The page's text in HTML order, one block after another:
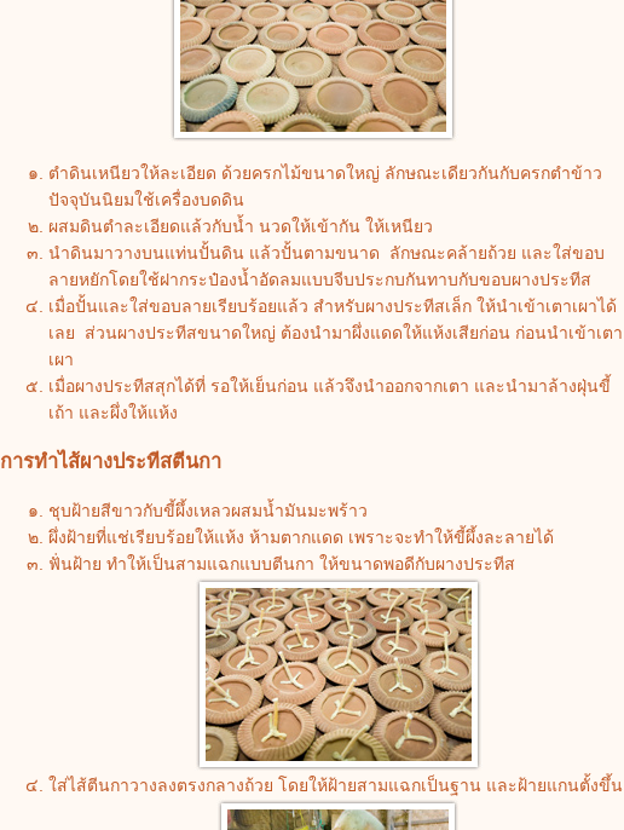
ตำดินเหนียวให้ละเอียด ด้วยครกไม้ขนาดใหญ่ ลักษณะเดียวกันกับครกตำข้าว
ปัจจุบันนิยมใช้เครื่องบดดิน
ผสมดินตำละเอียดแล้วกับน้ำ นวดให้เข้ากัน ให้เหนียว
นำดินมาวางบนแท่นปั้นดิน แล้วปั้นตามขนาด ลักษณะคล้ายถ้วย และใส่ขอบ
ลายหยักโดยใช้ฝากระป๋องน้ำอัดลมแบบจีบประกบกันทาบกับขอบผางประทีส
เมื่อปั้นและใส่ขอบลายเรียบร้อยแล้ว สำหรับผางประทีสเล็ก ให้นำเข้าเตาเผาได้
เลย ส่วนผางประทีสขนาดใหญ่ ต้องนำมาผึ่งแดดให้แห้งเสียก่อน ก่อนนำเข้าเตา
เผา
เมื่อผางประทีสสุกได้ที่ รอให้เย็นก่อน แล้วจึงนำออกจากเตา และนำมาล้างฝุ่นขี้
เถ้า และผึ่งให้แห้ง
การทำไส้ผางประทีสตีนกา
ชุบฝ้ายสีขาวกับขี้ผึ้งเหลวผสมน้ำมันมะพร้าว
ผึ่งฝ้ายที่แช่เรียบร้อยให้แห้ง ห้ามตากแดด เพราะจะทำให้ขี้ผึ้งละลายได้
ฟั่นฝ้าย ทำให้เป็นสามแฉกแบบตีนกา ให้ขนาดพอดีกับผางประทีส
ใส่ไส้ตีนกาวางลงตรงกลางถ้วย โดยให้ฝ้ายสามแฉกเป็นฐาน และฝ้ายแกนตั้งขึ้น